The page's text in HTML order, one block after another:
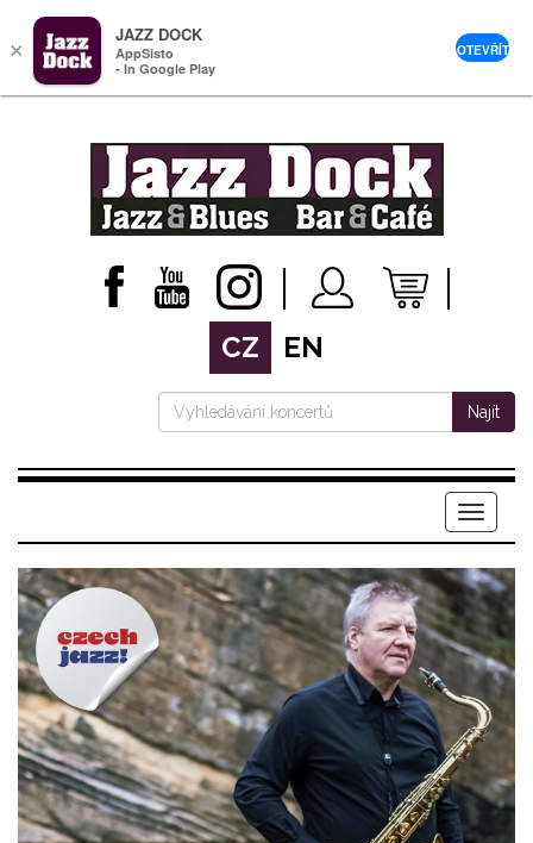
CZ EN
Najít
Menu
×
JAZZ DOCK
AppSisto
- In Google Play
OTEVŘÍT